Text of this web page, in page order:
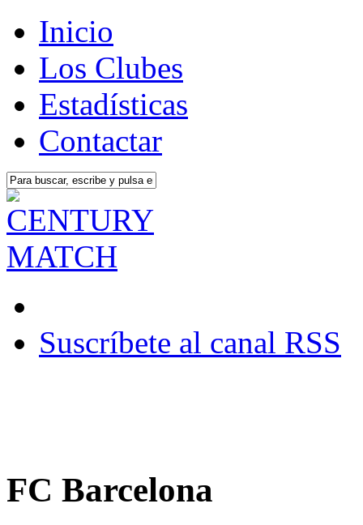
Inicio
Los Clubes
Estadísticas
Contactar
Suscríbete al canal RSS
FC Barcelona